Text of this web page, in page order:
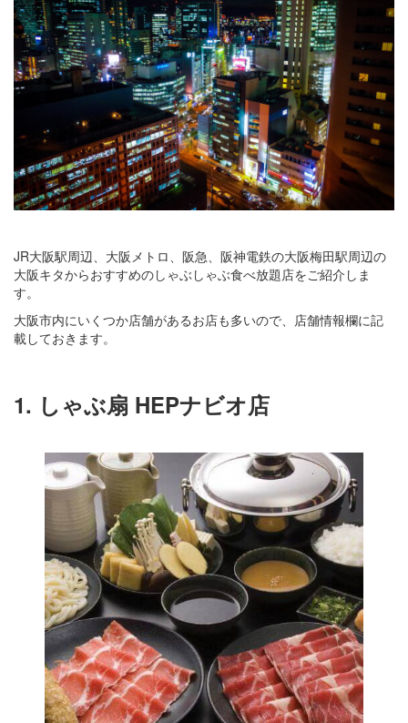
JR大阪駅周辺、大阪メトロ、阪急、阪神電鉄の大阪梅田駅周辺の
大阪キタからおすすめのしゃぶしゃぶ食べ放題店をご紹介しま
す。
大阪市内にいくつか店舗があるお店も多いので、店舗情報欄に記
載しておきます。
1. しゃぶ扇 HEPナビオ店